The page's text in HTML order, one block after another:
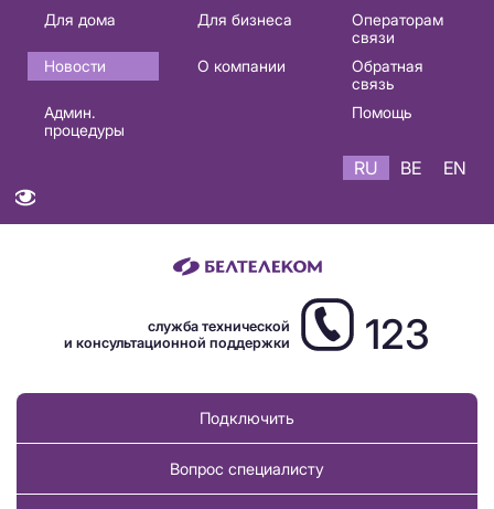
Основная
навигация
RU
Для дома Для бизнеса
Операторам
связи
Новости
О компании
Обратная
связь
Админ.
процедуры
Помощь
RU BE EN
служба технической
и консультационной поддержки
123
Подключить
Вопрос специалисту